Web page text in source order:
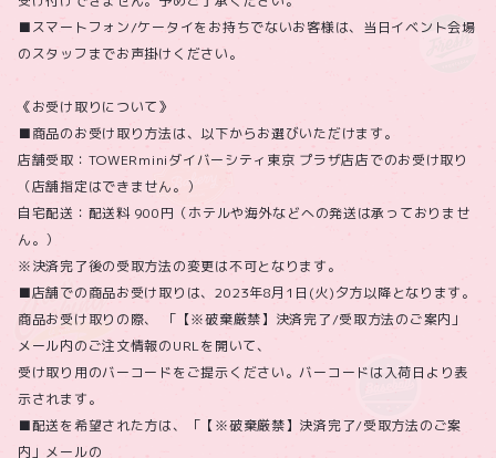
■スマートフォン/ケータイをお持ちでないお客様は、当日イベント会場
のスタッフまでお声掛けください。
《お受け取りについて》
■商品のお受け取り方法は、以下からお選びいただけます。
店舗受取：TOWERminiダイバーシティ東京 プラザ店店でのお受け取り
（店舗指定はできません。）
自宅配送：配送料 900円（ホテルや海外などへの発送は承っておりませ
ん。）
※決済完了後の受取方法の変更は不可となります。
■店舗での商品お受け取りは、2023年8月1日(火)夕方以降となります。
商品お受け取りの際、 「【※破棄厳禁】決済完了/受取方法のご案内」
メール内のご注文情報のURLを開いて、
受け取り用のバーコードをご提示ください。バーコードは入荷日より表
示されます。
■配送を希望された方は、「【※破棄厳禁】決済完了/受取方法のご案
内」メールの